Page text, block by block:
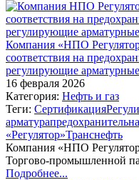
Компания «НПО
соответствия на
регулирующие
16 февраля 2026
Категория: Нефть и газ
Теги: Сертификация
арматура
«Регулятор»Транснефть
Компания «НПО
Торгово-промышленной
Подробнее...